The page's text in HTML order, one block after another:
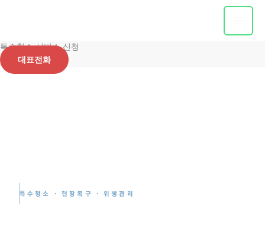
로
건
특수청소 서비스 신청
대표전화
특수청소 · 현장복구 · 위생관리